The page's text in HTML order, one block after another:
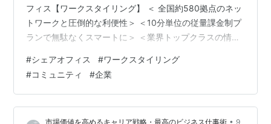
フィス【ワークスタイリング】 ＜ 全国約580拠点のネッ
トワークと圧倒的な利便性＞ ＜10分単位の従量課金制プ
ランで無駄なくスマートに＞ ＜業界トップクラスの情報
ニティサービス＞ ＜充実の貸出備品と無料のお菓子・ド
リンクサービス＞ ＜三井不動産のワークスタイリングの
まとめ＞ 【免責事項】 働き方改革が進む現代において、
三井不動産のワークスタイリングは、ビジネスパーソン
#シェアオフィス #ワークスタイリング
#コミュニティ #企業
市場価値を高めるキャリア戦略・最高のビジネス仕事術 • 9